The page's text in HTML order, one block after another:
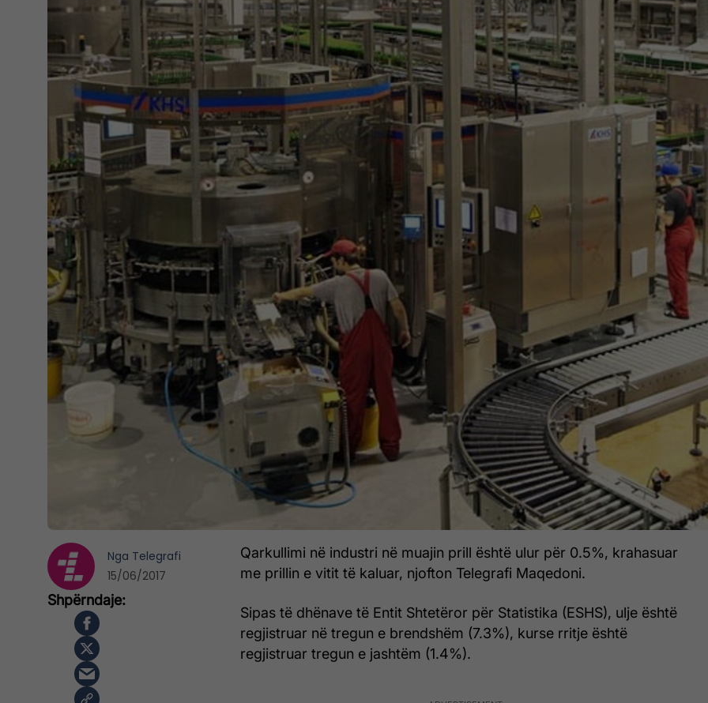
Qarkullimi në industri në muajin prill është ulur për 0.5%, krahasuar
me prillin e vitit të kaluar, njofton Telegrafi Maqedoni.
Sipas të dhënave të Entit Shtetëror për Statistika (ESHS), ulje është
regjistruar në tregun e brendshëm (7.3%), kurse rritje është
regjistruar tregun e jashtëm (1.4%).
Nga Telegrafi
15/06/2017